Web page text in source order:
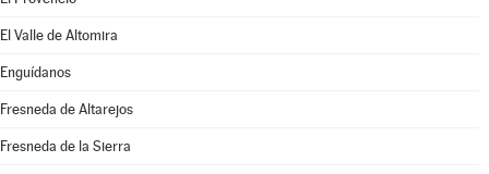
El Valle de Altomira
Enguídanos
Fresneda de Altarejos
Fresneda de la Sierra